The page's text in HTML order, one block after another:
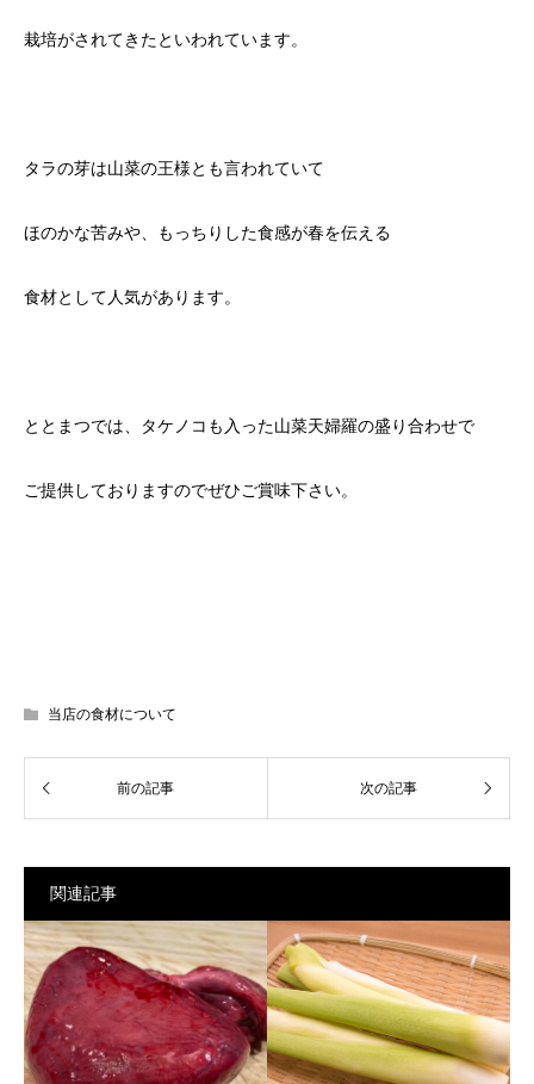
栽培がされてきたといわれています。
タラの芽は山菜の王様とも言われていて
ほのかな苦みや、もっちりした食感が春を伝える
食材として人気があります。
ととまつでは、タケノコも入った山菜天婦羅の盛り合わせで
ご提供しておりますのでぜひご賞味下さい。
当店の食材について
関連記事